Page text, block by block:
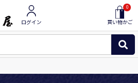
ログイン
0
買い物かご